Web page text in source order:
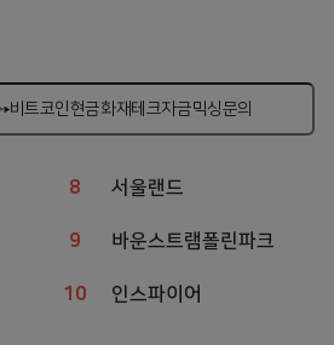
6 상상체험 키즈월드
7 볼베어파크
8 서울랜드
9 바운스트램폴린파크
10 인스파이어